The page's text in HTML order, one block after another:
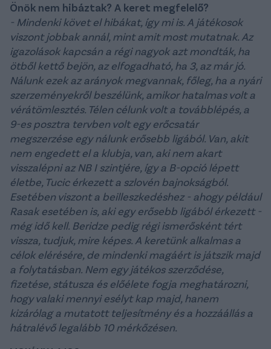
Önök nem hibáztak? A keret megfelelő?
- Mindenki követ el hibákat, így mi is. A játékosok
viszont jobbak annál, mint amit most mutatnak. Az
igazolások kapcsán a régi nagyok azt mondták, ha
ötből kettő bejön, az elfogadható, ha 3, az már jó.
Nálunk ezek az arányok megvannak, főleg, ha a nyári
szerzeményekről beszélünk, amikor hatalmas volt a
vérátömlesztés. Télen célunk volt a továbblépés, a
9-es posztra tervben volt egy erőcsatár
megszerzése egy nálunk erősebb ligából. Van, akit
nem engedett el a klubja, van, aki nem akart
visszalépni az NB I szintjére, így a B-opció lépett
életbe, Tucic érkezett a szlovén bajnokságból.
Esetében viszont a beilleszkedéshez - ahogy például
Rasak esetében is, aki egy erősebb ligából érkezett -
még idő kell. Beridze pedig régi ismerősként tért
vissza, tudjuk, mire képes. A keretünk alkalmas a
célok elérésére, de mindenki magáért is játszik majd
a folytatásban. Nem egy játékos szerződése,
fizetése, státusza és előélete fogja meghatározni,
hogy valaki mennyi esélyt kap majd, hanem
kizárólag a mutatott teljesítmény és a hozzáállás a
hátralévő legalább 10 mérkőzésen.